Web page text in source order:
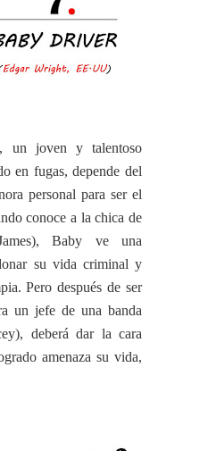
un joven y talentoso
en fugas, depende del
personal para ser el
conoce a la chica de
Baby ve una
su vida criminal y
Pero después de ser
un jefe de una banda
deberá dar la cara
amenaza su vida,